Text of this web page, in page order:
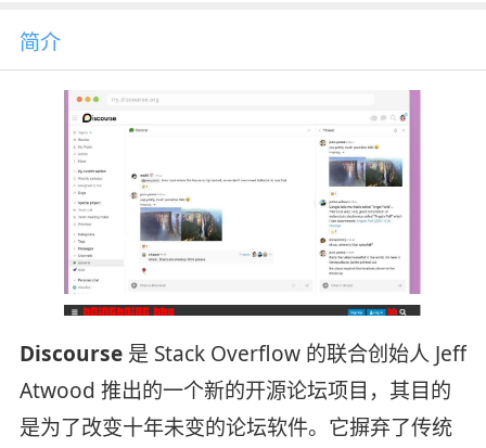
简介
Discourse是 Stack Overflow 的联合创始人 Jeff
Atwood 推出的一个新的开源论坛项目，其目的
是为了改变十年未变的论坛软件。它摒弃了传统